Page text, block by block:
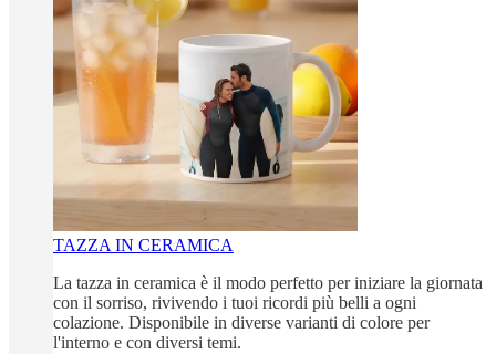
TAZZA IN CERAMICA
La tazza in ceramica è il modo perfetto per iniziare la giornata
con il sorriso, rivivendo i tuoi ricordi più belli a ogni
colazione. Disponibile in diverse varianti di colore per
l'interno e con diversi temi.